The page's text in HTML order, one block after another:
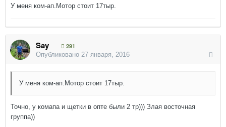
У меня ком-ап.Мотор стоит 17тыр.
Say
291
Опубликовано 27 января, 2016
У меня ком-ап.Мотор стоит 17тыр.
Точно, у комапа и щетки в опте были 2 тр))) Злая восточная
группа))